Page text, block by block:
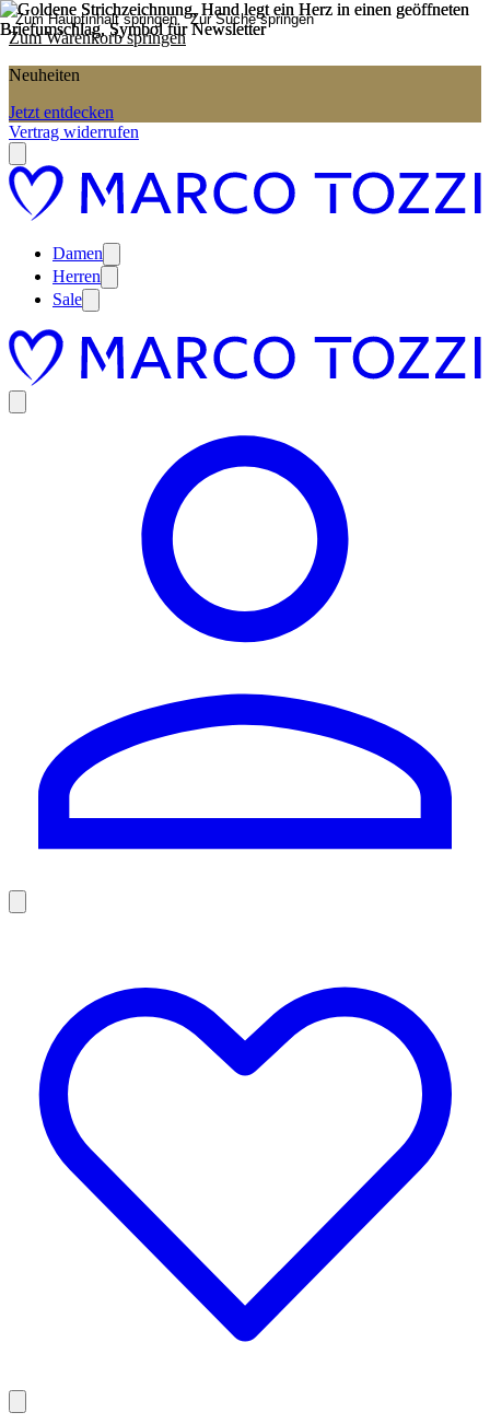
Zum Hauptinhalt springen Zur Suche springen
Zum Warenkorb springen
Neuheiten
Jetzt entdecken
Vertrag widerrufen
Damen
Herren
Sale